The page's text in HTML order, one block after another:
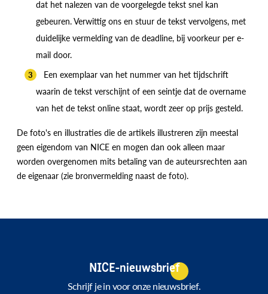
dat het nalezen van de voorgelegde tekst snel kan
gebeuren. Verwittig ons en stuur de tekst vervolgens, met
duidelijke vermelding van de deadline, bij voorkeur per e-
mail door.
Een exemplaar van het nummer van het tijdschrift
waarin de tekst verschijnt of een seintje dat de overname
van het de tekst online staat, wordt zeer op prijs gesteld.
De foto's en illustraties die de artikels illustreren zijn meestal
geen eigendom van NICE en mogen dan ook alleen maar
worden overgenomen mits betaling van de auteursrechten aan
de eigenaar (zie bronvermelding naast de foto).
NICE-nieuwsbrief
Schrijf je in voor onze nieuwsbrief.